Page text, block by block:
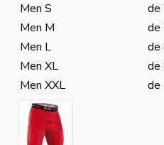
Men S
de
Men M
de
Men L
de
Men XL
de
Men XXL
de